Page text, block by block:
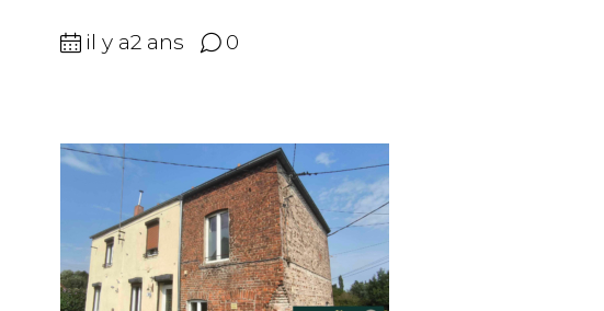
il y a2 ans 0